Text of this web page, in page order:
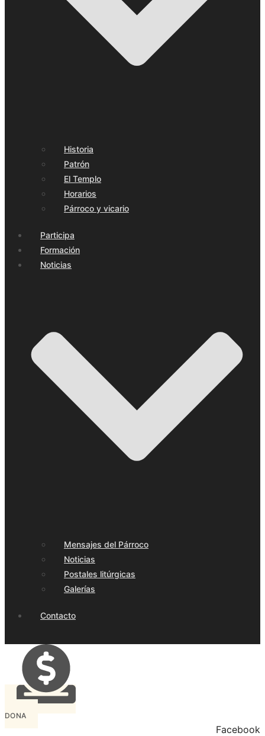
Historia
Patrón
El Templo
Horarios
Párroco y vicario
Participa
Formación
Noticias
Mensajes del Párroco
Noticias
Postales litúrgicas
Galerías
Contacto
DONA
Facebook